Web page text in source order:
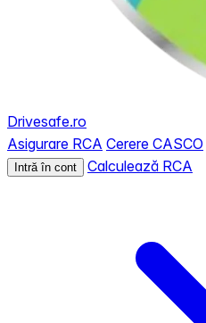
Drivesafe.ro
Asigurare RCA Cerere CASCO
Intră în cont Calculează RCA